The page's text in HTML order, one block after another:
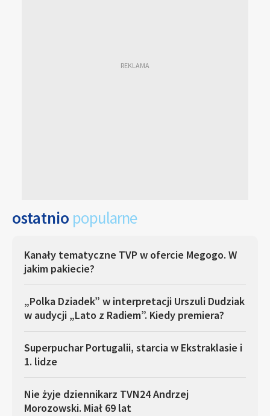
ostatnio popularne
Kanały tematyczne TVP w ofercie Megogo. W
jakim pakiecie?
„Polka Dziadek” w interpretacji Urszuli Dudziak
w audycji „Lato z Radiem”. Kiedy premiera?
Superpuchar Portugalii, starcia w Ekstraklasie i
1. lidze
Nie żyje dziennikarz TVN24 Andrzej
Morozowski. Miał 69 lat